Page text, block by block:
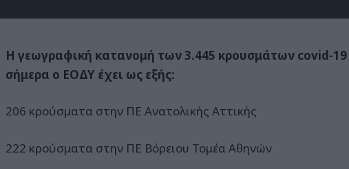
Η γεωγραφική κατανομή των 3.445 κρουσμάτων covid-
σήμερα ο ΕΟΔΥ έχει ως εξής:
206 κρούσματα στην ΠΕ Ανατολικής Αττικής
222 κρούσματα στην ΠΕ Βόρειου Τομέα Αθηνών